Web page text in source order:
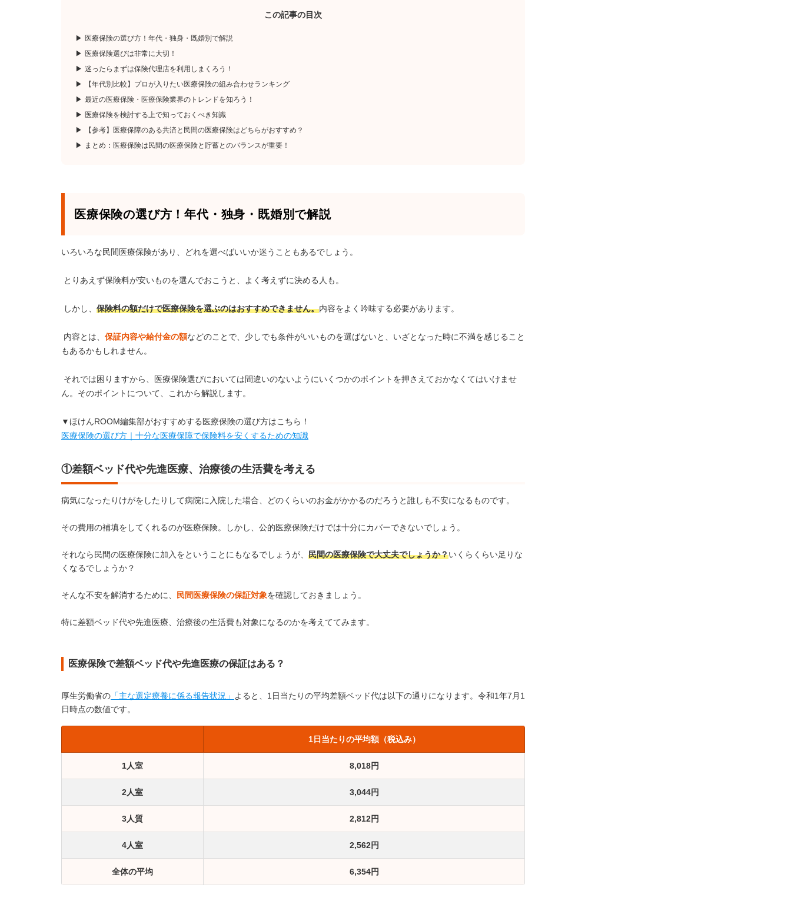
この記事の目次
医療保険の選び方！年代・独身・既婚別で解説
医療保険選びは非常に大切！
迷ったらまずは保険代理店を利用しまくろう！
【年代別比較】プロが入りたい医療保険の組み合わせランキング
最近の医療保険・医療保険業界のトレンドを知ろう！
医療保険を検討する上で知っておくべき知識
【参考】医療保障のある共済と民間の医療保険はどちらがおすすめ？
まとめ：医療保険は民間の医療保険と貯蓄とのバランスが重要！
医療保険の選び方！年代・独身・既婚別で解説
いろいろな民間医療保険があり、どれを選べばいいか迷うこともあるでしょう。
とりあえず保険料が安いものを選んでおこうと、よく考えずに決める人も。
しかし、 保険料の額だけで医療保険を選ぶのはおすすめできません。内容をよく吟味する必要があります。
内容とは、 保証内容や給付金の額などのことで、少しでも条件がいいものを選ばないと、いざとなった時に不満を感じること
もあるかもしれません。
それでは困りますから、医療保険選びにおいては間違いのないようにいくつかのポイントを押さえておかなくてはいけませ
ん。そのポイントについて、これから解説します。
▼ほけんROOM編集部がおすすめする医療保険の選び方はこちら！
医療保険の選び方｜十分な医療保障で保険料を安くするための知識
①差額ベッド代や先進医療、治療後の生活費を考える
病気になったりけがをしたりして病院に入院した場合、どのくらいのお金がかかるのだろうと誰しも不安になるものです。
その費用の補填をしてくれるのが医療保険。しかし、公的医療保険だけでは十分にカバーできないでしょう。
それなら民間の医療保険に加入をということにもなるでしょうが、 民間の医療保険で大丈夫でしょうか？いくらくらい足りな
くなるでしょうか？
そんな不安を解消するために、 民間医療保険の保証対象を確認しておきましょう。
特に差額ベッド代や先進医療、治療後の生活費も対象になるのかを考えててみます。
医療保険で差額ベッド代や先進医療の保証はある？
厚生労働省の 「主な選定療養に係る報告状況」 よると、1日当たりの平均差額ベッド代は以下の通りになります。令和1年7月1
日時点の数値です。
1日当たりの平均額（税込み）
1人室 8,018円
2人室 3,044円
3人質 2,812円
4人室 2,562円
全体の平均 6,354円